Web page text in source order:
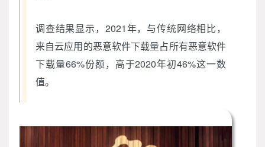
调查结果显示，2021年，与传统网络相比，
来自云应用的恶意软件下载量占所有恶意软件
下载量66%份额，高于2020年初46%这一数
值。